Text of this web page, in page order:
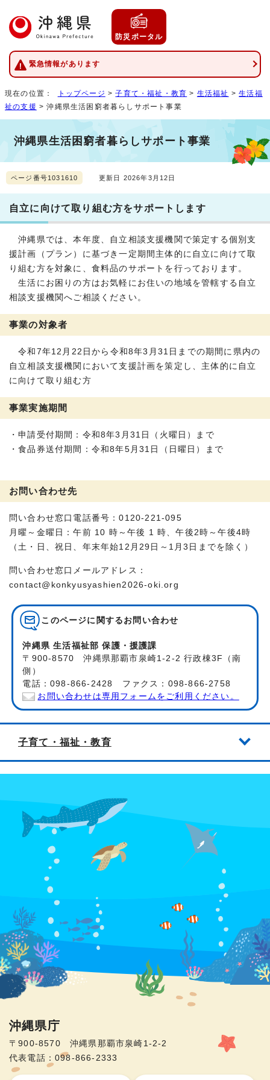
防災ポータル
緊急情報があります
現在の位置： トップページ >子育て・福祉・教育 > 生活福祉 >生活福
祉の支援 > 沖縄県生活困窮者暮らしサポート事業
沖縄県生活困窮者暮らしサポート事業
ページ番号1031610 更新日 2026年3月12日
自立に向けて取り組む方をサポートします
沖縄県では、本年度、自立相談支援機関で策定する個別支
援計画（プラン）に基づき一定期間主体的に自立に向けて取
り組む方を対象に、食料品のサポートを行っております。
生活にお困りの方はお気軽にお住いの地域を管轄する自立
相談支援機関へご相談ください。
事業の対象者
令和7年12月22日から令和8年3月31日までの期間に県内の
自立相談支援機関において支援計画を策定し、主体的に自立
に向けて取り組む方
事業実施期間
・申請受付期間：令和8年3月31日（火曜日）まで
・食品券送付期間：令和8年5月31日（日曜日）まで
お問い合わせ先
問い合わせ窓口電話番号：0120-221-095
月曜～金曜日：午前 10 時～午後 1 時、午後2時～午後4時
（土・日、祝日、年末年始12月29日～1月3日までを除く）
問い合わせ窓口メールアドレス：
contact@konkyusyashien2026-oki.org
このページに関する お問い合わせ
沖縄県 生活福祉部 保護・援護課
〒900-8570 沖縄県那覇市泉崎1-2-2 行政棟3F（南
側）
電話：098-866-2428 ファクス：098-866-2758
お問い合わせは専用フォームをご利用ください。
子育て・福祉・教育
沖縄県庁
〒900-8570 沖縄県那覇市泉崎1-2-2
代表電話：098-866-2333